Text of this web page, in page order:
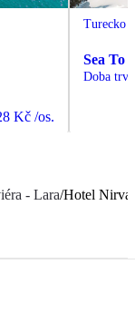
Kč /os.
Turecko
Sea To
Doba
- Lara/Hotel